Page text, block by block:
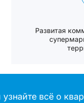
Развитая
узнайте всё о